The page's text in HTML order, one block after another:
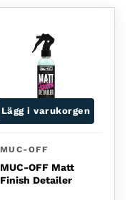
Lägg i varukorgen
MUC-OFF
MUC-OFF Matt
Finish Detailer